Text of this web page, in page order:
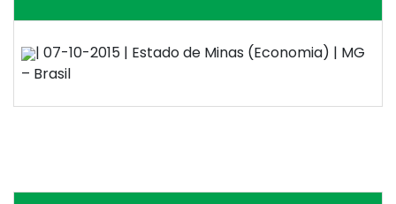
| 07-10-2015 | Estado de Minas (Economia) | MG
– Brasil